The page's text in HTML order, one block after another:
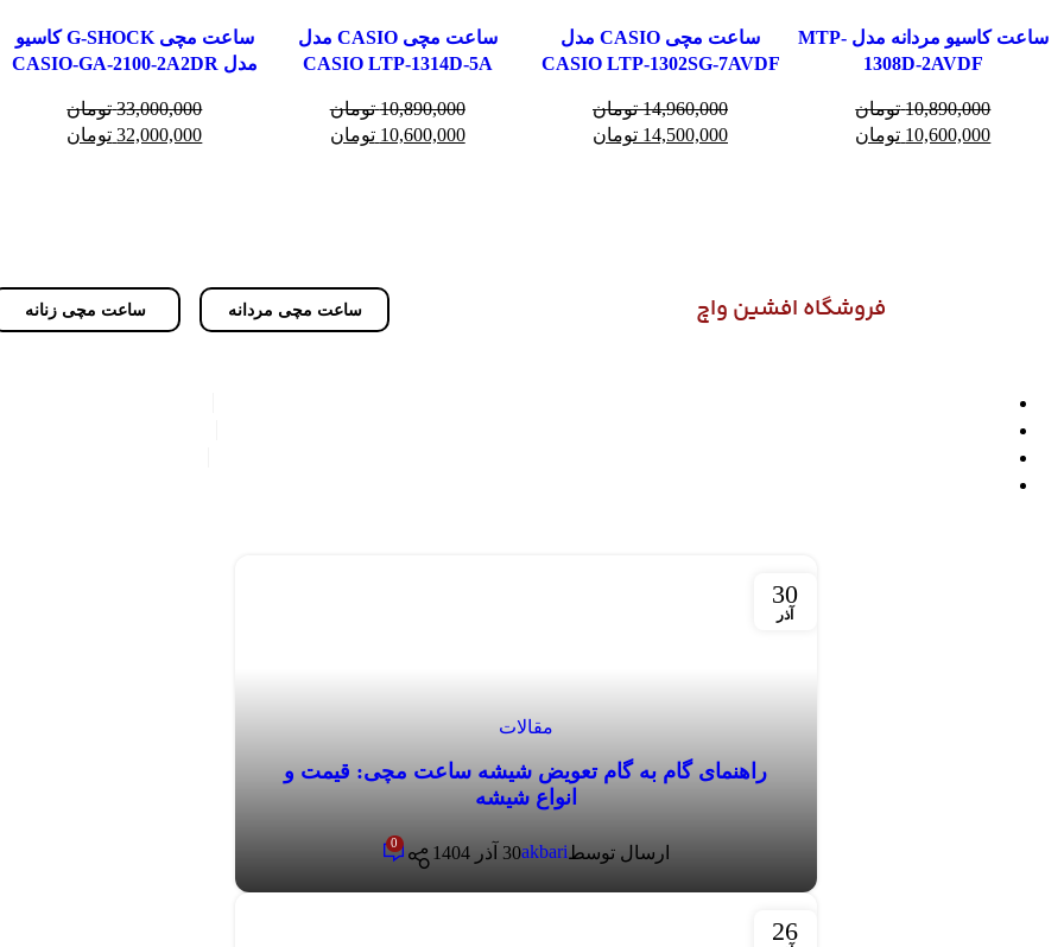
ساعت کاسیو مردانه مدل MTP-
1308D-2AVDF
10,890,000 تومان
10,600,000 تومان
ساعت مچی CASIO مدل
CASIO LTP-1302SG-7AVDF
14,960,000 تومان
14,500,000 تومان
ساعت مچی CASIO مدل
CASIO LTP-1314D-5A
10,890,000 تومان
10,600,000 تومان
ساعت مچی G-SHOCK کاسیو
مدل CASIO-GA-2100-2A2DR
33,000,000 تومان
32,000,000 تومان
فروشگاه افشین واچ ساعت مچی مردانه ساعت مچی زنانه
30
آذر
مقالات
راهنمای گام به گام تعویض شیشه ساعت مچی: قیمت و
انواع شیشه
ارسال توسطakbari30 آذر 1404 0
26